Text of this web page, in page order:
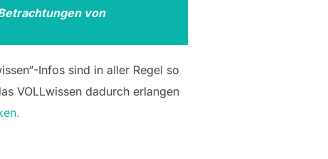
von
Infos sind in aller Regel so
VOLLwissen dadurch erlangen